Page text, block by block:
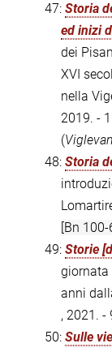
47: Storia
ed inizi
dei
XVI
nella
2019. -
(
48: Storia
[Bn 100-
49: Storie
giornata
anni
, 2021. -
50: Sulle